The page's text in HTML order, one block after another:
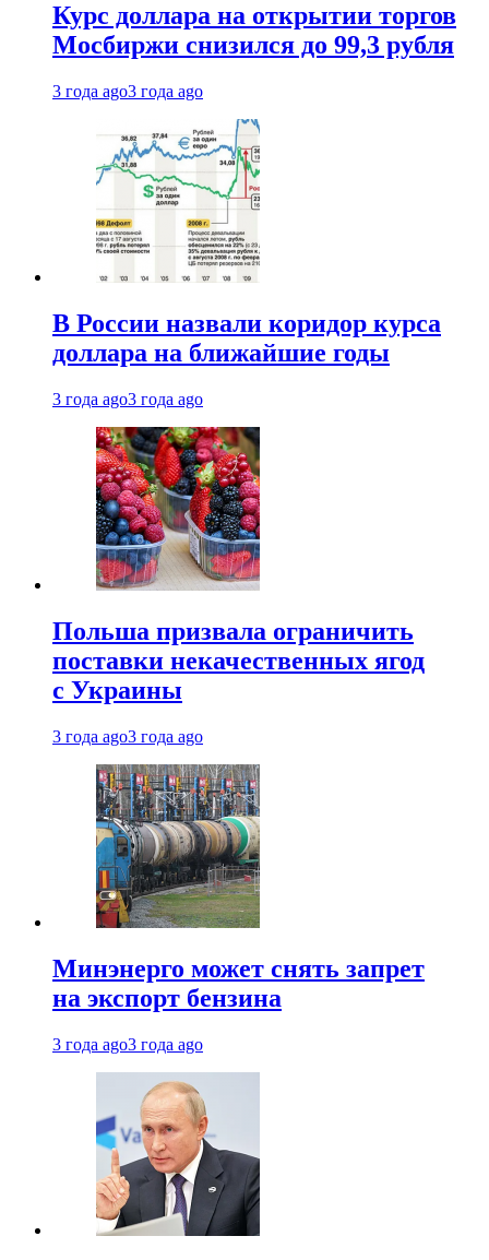
Курс доллара на открытии торгов
Мосбиржи снизился до 99,3 рубля
3 года ago3 года ago
В России назвали коридор курса
доллара на ближайшие годы
3 года ago3 года ago
Польша призвала ограничить
поставки некачественных ягод
с Украины
3 года ago3 года ago
Минэнерго может снять запрет
на экспорт бензина
3 года ago3 года ago